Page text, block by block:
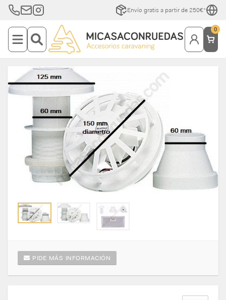
Envío gratis a partir de 250€*
0
PIDE MÁS INFORMACIÓN